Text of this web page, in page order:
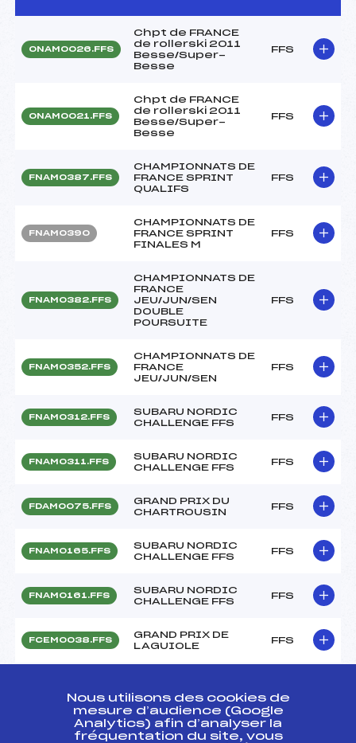
ONAM0026.FFS
Chpt de FRANCE
de rollerski 2011
Besse/Super-
Besse
FFS
ONAM0021.FFS
Chpt de FRANCE
de rollerski 2011
Besse/Super-
Besse
FFS
FNAM0387.FFS
CHAMPIONNATS DE
FRANCE SPRINT
QUALIFS
FFS
FNAM0390
CHAMPIONNATS DE
FRANCE SPRINT
FINALES M
FFS
FNAM0382.FFS
CHAMPIONNATS DE
FRANCE
JEU/JUN/SEN
DOUBLE
POURSUITE
FFS
FNAM0352.FFS
CHAMPIONNATS DE
FRANCE
JEU/JUN/SEN
FFS
FNAM0312.FFS
SUBARU NORDIC
CHALLENGE FFS
FFS
FNAM0311.FFS
SUBARU NORDIC
CHALLENGE FFS
FFS
FDAM0075.FFS
GRAND PRIX DU
CHARTROUSIN
FFS
FNAM0165.FFS
SUBARU NORDIC
CHALLENGE FFS
FFS
FNAM0161.FFS
SUBARU NORDIC
CHALLENGE FFS
FFS
FCEM0038.FFS
GRAND PRIX DE
LAGUIOLE
FFS
FNAM0077.FFS
SUBARU NORDIC
CHALLENGE FFS
FFS
Nous utilisons des cookies de
mesure d’audience (Google
Analytics) afin d’analyser la
fréquentation du site, vous